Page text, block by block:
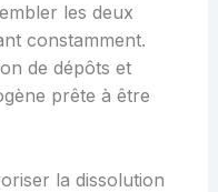
les deux
constamment.
de dépôts et
prête à être
la dissolution